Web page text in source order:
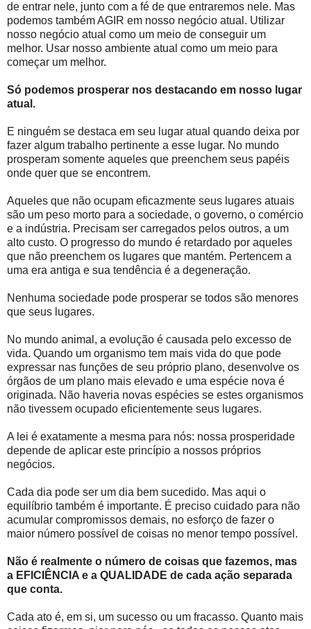
de entrar nele, junto com a fé de que entraremos nele. Mas
podemos também AGIR em nosso negócio atual. Utilizar
nosso negócio atual como um meio de conseguir um
melhor. Usar nosso ambiente atual como um meio para
começar um melhor.
Só podemos prosperar nos destacando em nosso lugar
atual.
E ninguém se destaca em seu lugar atual quando deixa por
fazer algum trabalho pertinente a esse lugar. No mundo
prosperam somente aqueles que preenchem seus papéis
onde quer que se encontrem.
Aqueles que não ocupam eficazmente seus lugares atuais
são um peso morto para a sociedade, o governo, o comércio
e a indústria. Precisam ser carregados pelos outros, a um
alto custo. O progresso do mundo é retardado por aqueles
que não preenchem os lugares que mantém. Pertencem a
uma era antiga e sua tendência é a degeneração.
Nenhuma sociedade pode prosperar se todos são menores
que seus lugares.
No mundo animal, a evolução é causada pelo excesso de
vida. Quando um organismo tem mais vida do que pode
expressar nas funções de seu próprio plano, desenvolve os
órgãos de um plano mais elevado e uma espécie nova é
originada. Não haveria novas espécies se estes organismos
não tivessem ocupado eficientemente seus lugares.
A lei é exatamente a mesma para nós: nossa prosperidade
depende de aplicar este princípio a nossos próprios
negócios.
Cada dia pode ser um dia bem sucedido. Mas aqui o
equilíbrio também é importante. É preciso cuidado para não
acumular compromissos demais, no esforço de fazer o
maior número possível de coisas no menor tempo possível.
Não é realmente o número de coisas que fazemos, mas
a EFICIÊNCIA e a QUALIDADE de cada ação separada
que conta.
Cada ato é, em si, um sucesso ou um fracasso. Quanto mais